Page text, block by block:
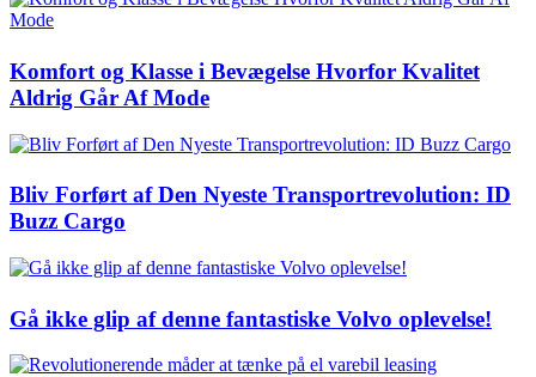
Komfort og Klasse i Bevægelse Hvorfor Kvalitet
Aldrig Går Af Mode
Bliv Forført af Den Nyeste Transportrevolution: ID
Buzz Cargo
Gå ikke glip af denne fantastiske Volvo oplevelse!